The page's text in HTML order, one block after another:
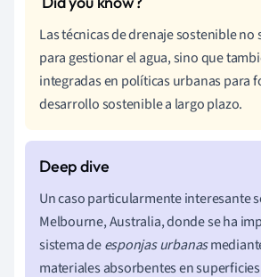
Las técnicas de drenaje sostenible no
para gestionar el agua, sino que
integradas en políticas urbanas para
desarrollo sostenible a largo plazo.
Un caso particularmente interesante
Melbourne, Australia, donde se ha
sistema deesponjas urbanas
materiales absorbentes en